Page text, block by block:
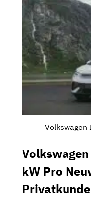
Volkswagen
kW Pro